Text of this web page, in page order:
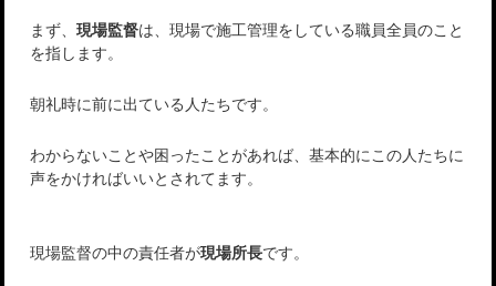
まず、現場監督は、現場で施工管理をしている職員全員のこと
を指します。
朝礼時に前に出ている人たちです。
わからないことや困ったことがあれば、基本的にこの人たちに
声をかければいいとされてます。
現場監督の中の責任者が現場所長です。